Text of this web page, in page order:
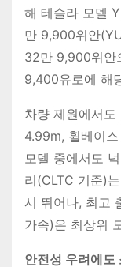
해 테슬라 모델
만 9,900위안
32만 9,900위안
9,400유로에 해
차량 제원에서
4.99m, 휠베이
모델 중에서도
리(CLTC 기준)
시 뛰어나, 최고
가속)은 최상위
안전성 우려에도